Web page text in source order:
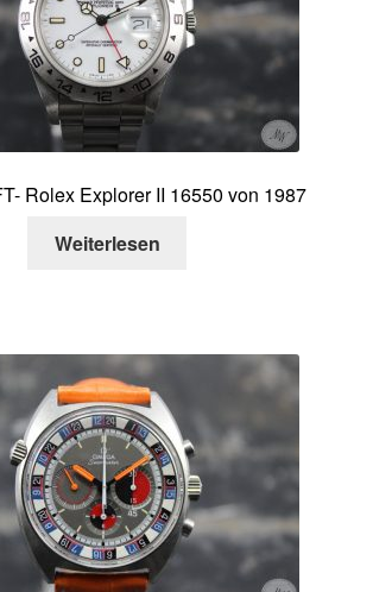
Rolex Explorer II 16550 von 1987
Weiterlesen